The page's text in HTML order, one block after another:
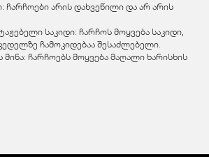
არის დახვეწილი და არ არის
საკიდი: ჩარჩოს მოყვება საკიდი,
ჩამოკიდებაა შესაძლებელი.
მინა: ჩარჩოებს მოყვება მაღალი ხარისხის